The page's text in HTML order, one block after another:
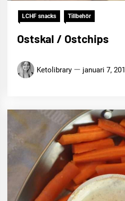
LCHF snacks Tillbehör
Ostskal / Ostchips
Ketolibrary januari 7,